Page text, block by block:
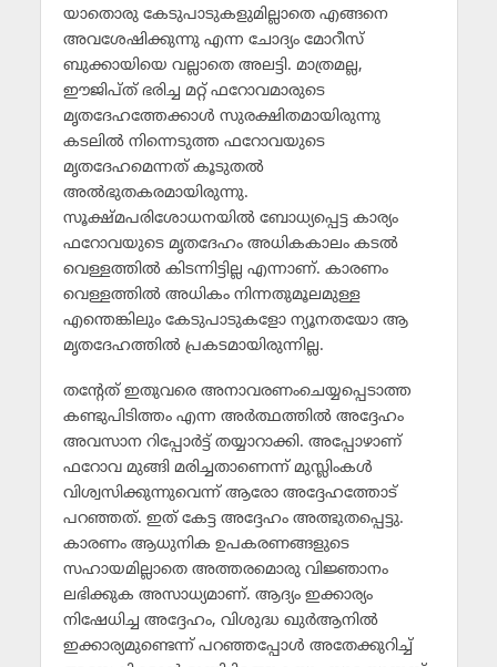
യാതൊരു കേടുപാടുകളുമില്ലാതെ എങ്ങനെ
അവശേഷിക്കുന്നു എന്ന ചോദ്യം മോറീസ്
ബുക്കായിയെ വല്ലാതെ അലട്ടി. മാത്രമല്ല,
ഈജിപ്ത് ഭരിച്ച മറ്റ് ഫറോവമാരുടെ
മൃതദേഹത്തേക്കാള്‍ സുരക്ഷിതമായിരുന്നു
കടലില്‍ നിന്നെടുത്ത ഫറോവയുടെ
മൃതദേഹമെന്നത് കൂടുതല്‍
അല്‍ഭുതകരമായിരുന്നു.
സൂക്ഷ്മപരിശോധനയില്‍ ബോധ്യപ്പെട്ട കാര്യം
ഫറോവയുടെ മൃതദേഹം അധികകാലം കടല്‍
വെള്ളത്തില്‍ കിടന്നിട്ടില്ല എന്നാണ്. കാരണം
വെള്ളത്തില്‍ അധികം നിന്നതുമൂലമുള്ള
എന്തെങ്കിലും കേടുപാടുകളോ ന്യൂനതയോ ആ
മൃതദേഹത്തില്‍ പ്രകടമായിരുന്നില്ല.
തന്റേത് ഇതുവരെ അനാവരണംചെയ്യപ്പെടാത്ത
കണ്ടുപിടിത്തം എന്ന അര്‍ത്ഥത്തില്‍ അദ്ദേഹം
അവസാന റിപ്പോര്‍ട്ട് തയ്യാറാക്കി. അപ്പോഴാണ്
ഫറോവ മുങ്ങി മരിച്ചതാണെന്ന് മുസ്ലിംകള്‍
വിശ്വസിക്കുന്നുവെന്ന് ആരോ അദ്ദേഹത്തോട്
പറഞ്ഞത്. ഇത് കേട്ട അദ്ദേഹം അത്ഭുതപ്പെട്ടു.
കാരണം ആധുനിക ഉപകരണങ്ങളുടെ
സഹായമില്ലാതെ അത്തരമൊരു വിജ്ഞാനം
ലഭിക്കുക അസാധ്യമാണ്. ആദ്യം ഇക്കാര്യം
നിഷേധിച്ച അദ്ദേഹം, വിശുദ്ധ ഖുര്‍ആനില്‍
ഇക്കാര്യമുണ്ടെന്ന് പറഞ്ഞപ്പോള്‍ അതേക്കുറിച്ച്